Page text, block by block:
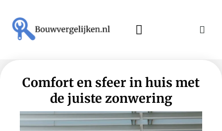
Comfort en sfeer in huis met
de juiste zonwering